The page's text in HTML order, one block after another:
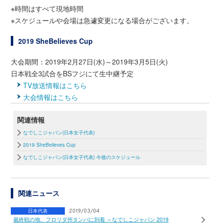
※時間はすべて現地時間
※スケジュールや会場は急遽変更になる場合がございます。
2019 SheBelieves Cup
大会期間：2019年2月27日(水)～2019年3月5日(火)
日本戦全3試合をBSフジにて生中継予定
TV放送情報はこちら
大会情報はこちら
関連情報
なでしこジャパン(日本女子代表)
2019 SheBelieves Cup
なでしこジャパン(日本女子代表) 今後のスケジュール
関連ニュース
日本代表 2019/03/04
最終戦の地、フロリダ州タンパに到着 ～なでしこジャパン 2019